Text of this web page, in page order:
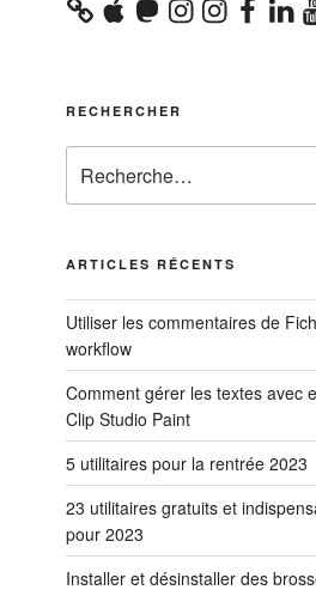
AppleMastodon
Instagram
InstagramFacebook
RECHERCHER
pour
:
ARTICLES RÉCENTS
Utiliser les commentaires de
workflow
Comment gérer les textes avec
Clip Studio Paint
5 utilitaires pour la rentrée 2023
23 utilitaires gratuits et
pour 2023
Installer et désinstaller des